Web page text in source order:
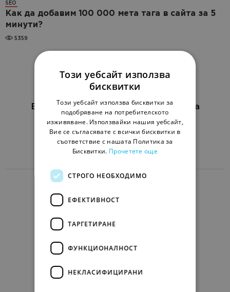
SEO
Как да добавим 100 000 мета тага в сайта за 5
минути?
5359
Блог за онлайн маркетинг за бизнеса
EN KZ KZ RU UK
Изпрати статия
Клиенти и отзиви
Нашите разработки
Изявление за поверителност
Този уебсайт използва
бисквитки
Този уебсайт използва бисквитки за
подобряване на потребителското
изживяване. Използвайки нашия уебсайт,
Вие се съгласявате с всички бисквитки в
съответствие с нашата Политика за
Бисквитки. Прочетете още
СТРОГО НЕОБХОДИМО
ЕФЕКТИВНОСТ
ТАРГЕТИРАНЕ
ФУНКЦИОНАЛНОСТ
НЕКЛАСИФИЦИРАНИ